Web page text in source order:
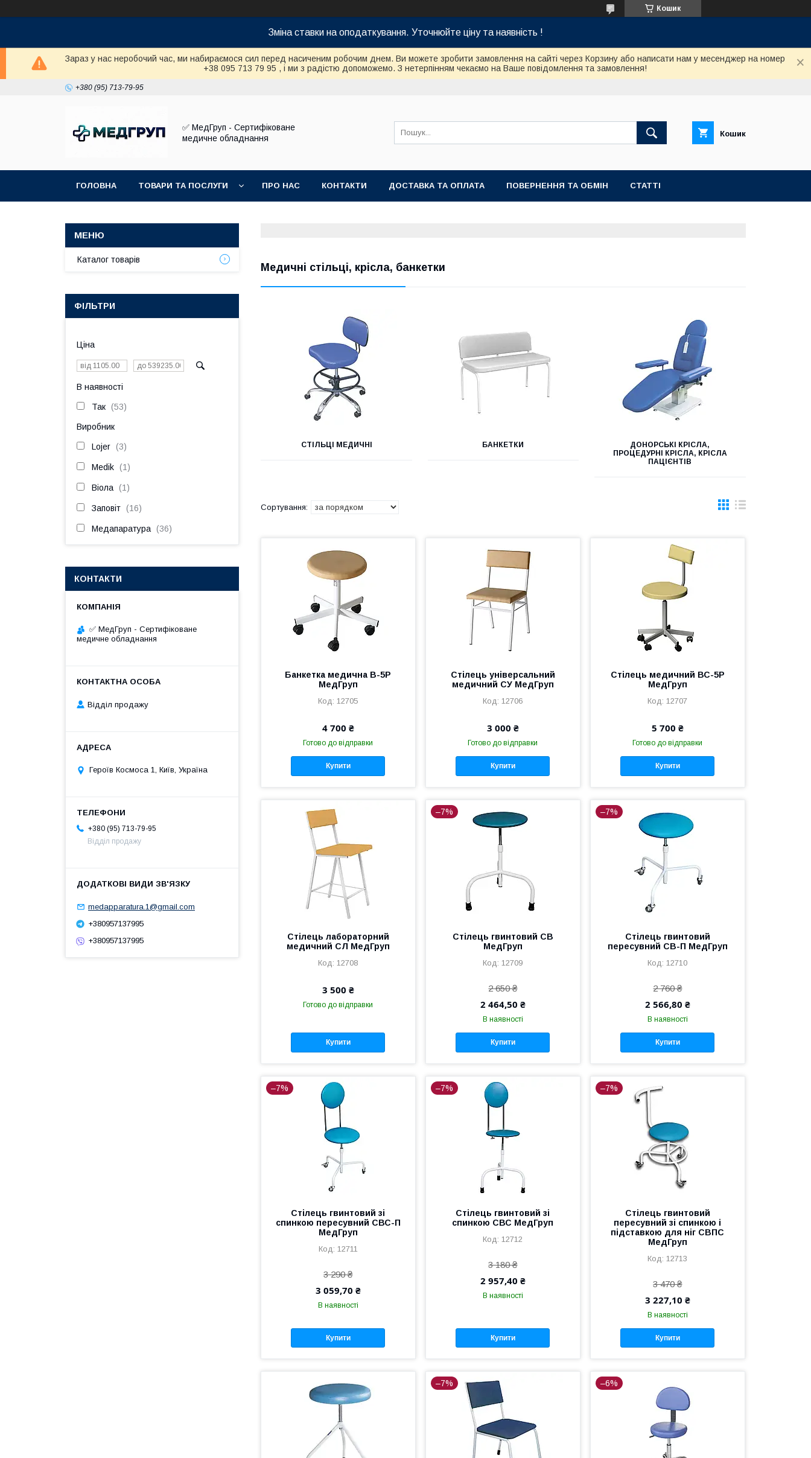
Кошик
Зміна ставки на оподаткування. Уточнюйте ціну та наявність !
Зараз у нас неробочий час, ми набираємося сил перед насиченим робочим днем. Ви можете зробити замовлення на сайті через Корзину або написати нам у месенджер на номер
+38 095 713 79 95 , і ми з радістю допоможемо. З нетерпінням чекаємо на Ваше повідомлення та замовлення!
+380 (95) 713-79-95
✅ МедГруп - Сертифіковане
медичне обладнання
Кошик
ГОЛОВНА ТОВАРИ ТА ПОСЛУГИ ПРО НАС КОНТАКТИ ДОСТАВКА ТА ОПЛАТА ПОВЕРНЕННЯ ТА ОБМІН СТАТТІ
Медичні стільці, крісла, банкетки
СТІЛЬЦІ МЕДИЧНІ БАНКЕТКИ
ДОНОРСЬКІ КРІСЛА,
ПРОЦЕДУРНІ КРІСЛА, КРІСЛА
ПАЦІЄНТІВ
Банкетка медична В-5Р
МедГруп
12705
4 700 ₴
Готово до відправки
Купити
Стілець універсальний
медичний СУ МедГруп
12706
3 000 ₴
Готово до відправки
Купити
Стілець медичний ВС-5Р
МедГруп
12707
5 700 ₴
Готово до відправки
Купити
Стілець лабораторний
медичний СЛ МедГруп
12708
3 500 ₴
Готово до відправки
Купити
–7%
Стілець гвинтовий СВ
МедГруп
12709
2 650 ₴
2 464,50 ₴
В наявності
Купити
–7%
Стілець гвинтовий
пересувний СВ-П МедГруп
12710
2 760 ₴
2 566,80 ₴
В наявності
Купити
–7%
Стілець гвинтовий зі
спинкою пересувний СВС-П
МедГруп
12711
3 290 ₴
3 059,70 ₴
В наявності
Купити
–7%
Стілець гвинтовий зі
спинкою СВС МедГруп
12712
3 180 ₴
2 957,40 ₴
В наявності
Купити
–7%
Стілець гвинтовий
пересувний зі спинкою і
підставкою для ніг СВПС
МедГруп
12713
3 470 ₴
3 227,10 ₴
В наявності
Купити
–7% –6%
Каталог товарів
ФІЛЬТРИ
Ціна
В наявності
Так 53
Виробник
Lojer 3
Medik 1
Віола 1
Заповіт 16
Медапаратура 36
КОНТАКТИ
✅ МедГруп - Сертифіковане
медичне обладнання
Відділ продажу
Героїв Космоса 1, Київ, Україна
+380 (95) 713-79-95
Відділ продажу
medapparatura.1@gmail.com
+380957137995
+380957137995